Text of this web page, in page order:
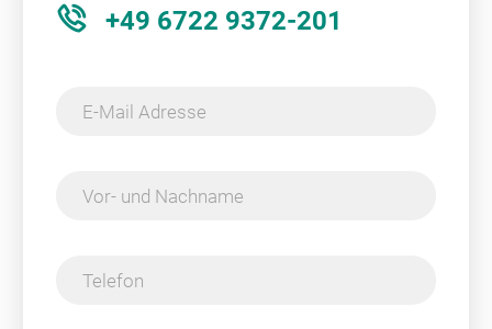
+49 6722 9372-201
E-Mail Adresse
Vor- und Nachname
Telefon